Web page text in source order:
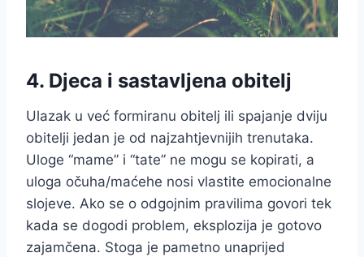
4. Djeca i sastavljena obitelj
Ulazak u već formiranu obitelj ili spajanje dviju
obitelji jedan je od najzahtjevnijih trenutaka.
Uloge “mame” i “tate” ne mogu se kopirati, a
uloga očuha/maćehe nosi vlastite emocionalne
slojeve. Ako se o odgojnim pravilima govori tek
kada se dogodi problem, eksplozija je gotovo
zajamčena. Stoga je pametno unaprijed